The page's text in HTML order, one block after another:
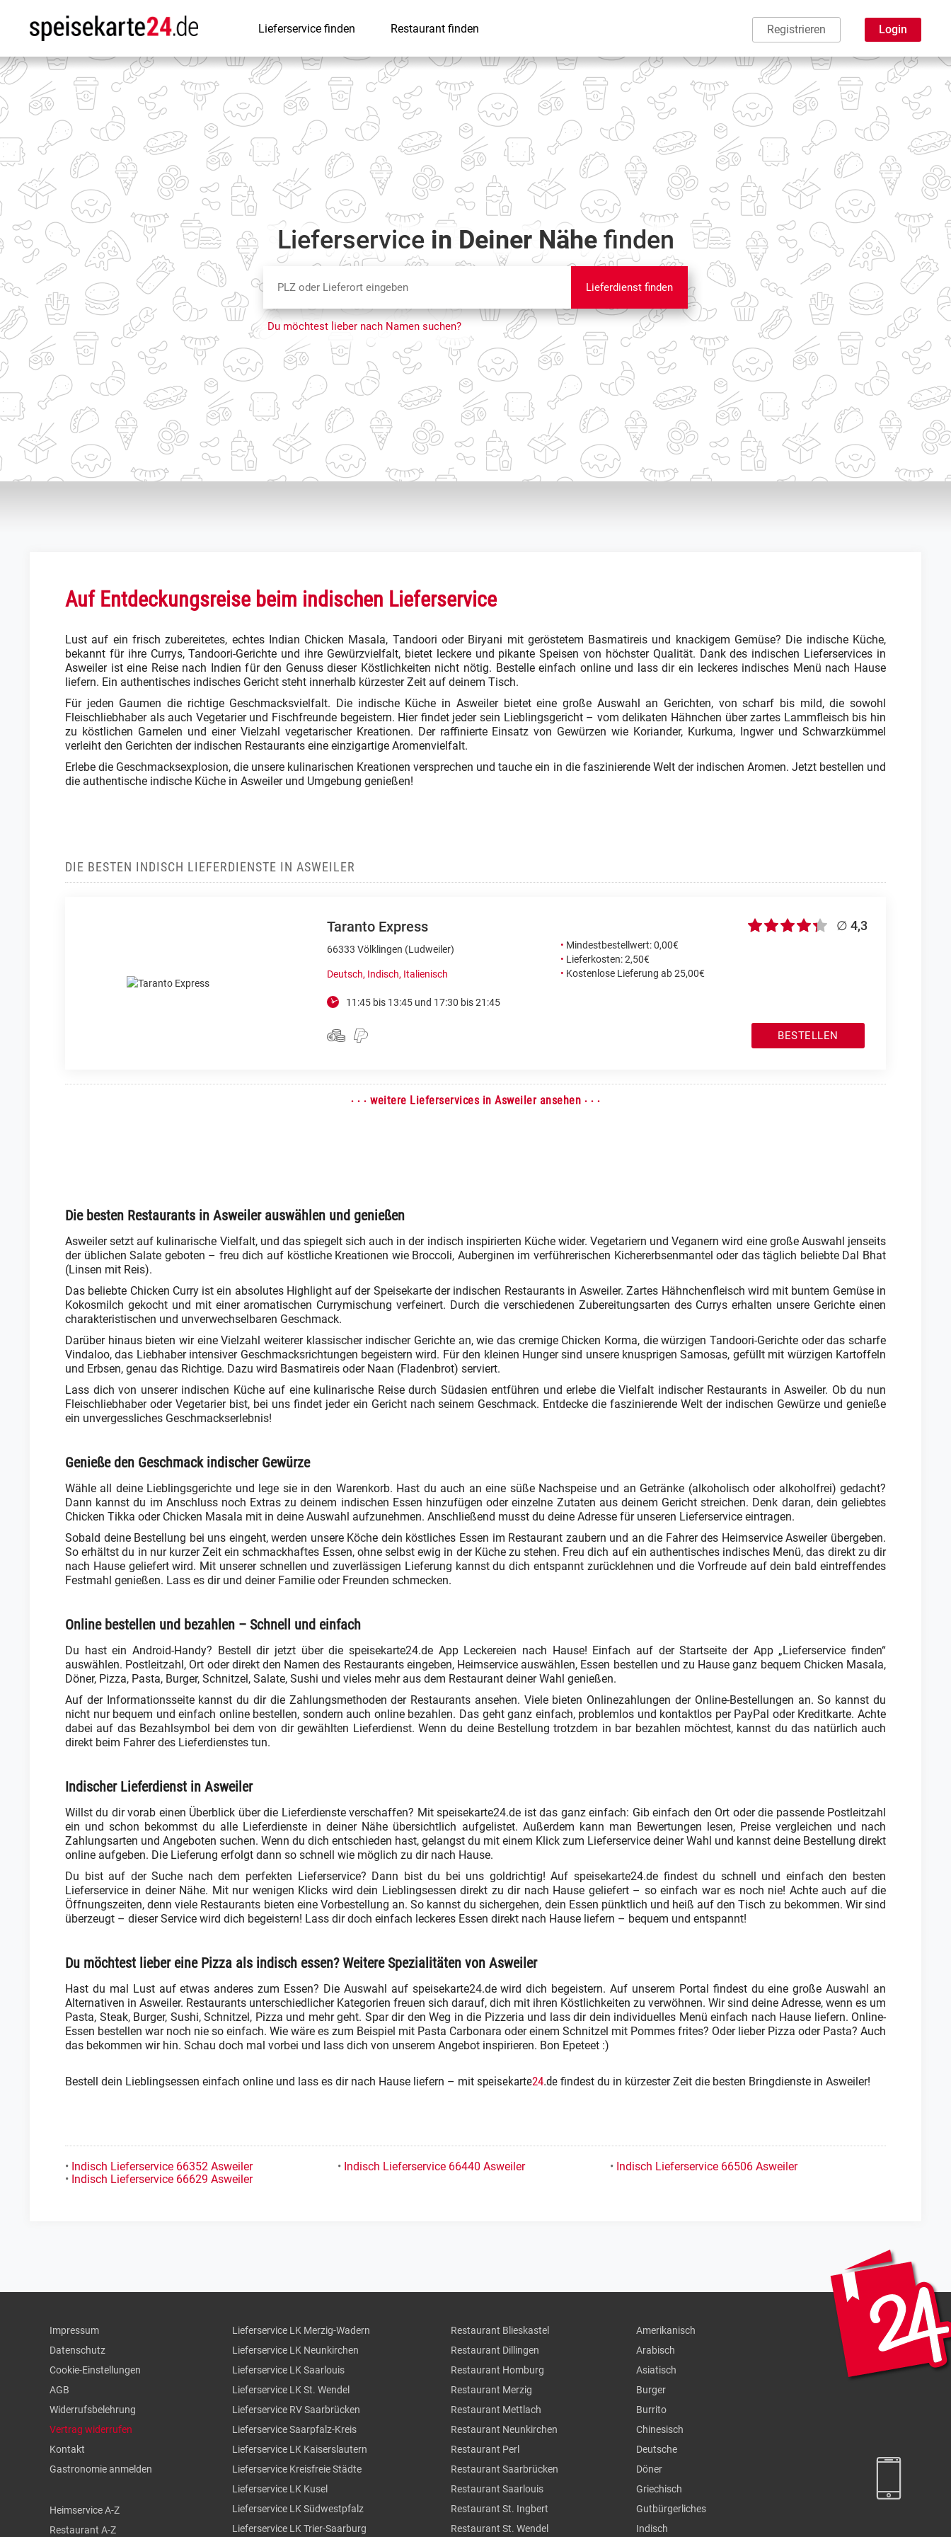
Lieferservice finden Restaurant finden Registrieren Login
Lieferservice in Deiner Nähefinden
Lieferdienst finden
Du möchtest lieber nach Namen suchen?
Auf Entdeckungsreise beim indischen Lieferservice
Lust auf ein frisch zubereitetes, echtes Indian Chicken Masala, Tandoori oder Biryani mit geröstetem Basmatireis und knackigem Gemüse? Die indische Küche,
bekannt für ihre Currys, Tandoori-Gerichte und ihre Gewürzvielfalt, bietet leckere und pikante Speisen von höchster Qualität. Dank des indischen Lieferservices in
Asweiler ist eine Reise nach Indien für den Genuss dieser Köstlichkeiten nicht nötig. Bestelle einfach online und lass dir ein leckeres indisches Menü nach Hause
liefern. Ein authentisches indisches Gericht steht innerhalb kürzester Zeit auf deinem Tisch.
Für jeden Gaumen die richtige Geschmacksvielfalt. Die indische Küche in Asweiler bietet eine große Auswahl an Gerichten, von scharf bis mild, die sowohl
Fleischliebhaber als auch Vegetarier und Fischfreunde begeistern. Hier findet jeder sein Lieblingsgericht – vom delikaten Hähnchen über zartes Lammfleisch bis hin
zu köstlichen Garnelen und einer Vielzahl vegetarischer Kreationen. Der raffinierte Einsatz von Gewürzen wie Koriander, Kurkuma, Ingwer und Schwarzkümmel
verleiht den Gerichten der indischen Restaurants eine einzigartige Aromenvielfalt.
Erlebe die Geschmacksexplosion, die unsere kulinarischen Kreationen versprechen und tauche ein in die faszinierende Welt der indischen Aromen. Jetzt bestellen und
die authentische indische Küche in Asweiler und Umgebung genießen!
DIE BESTEN INDISCH LIEFERDIENSTE IN ASWEILER
Taranto Express
66333 Völklingen (Ludweiler)
Deutsch, Indisch, Italienisch
11:45 bis 13:45 und 17:30 bis 21:45
• Mindestbestellwert: 0,00€
• Lieferkosten: 2,50€
• Kostenlose Lieferung ab 25,00€
∅ 4,3
BESTELLEN
· · · weitere Lieferservices in Asweiler ansehen · · ·
Die besten Restaurants in Asweiler auswählen und genießen
Asweiler setzt auf kulinarische Vielfalt, und das spiegelt sich auch in der indisch inspirierten Küche wider. Vegetariern und Veganern wird eine große Auswahl jenseits
der üblichen Salate geboten – freu dich auf köstliche Kreationen wie Broccoli, Auberginen im verführerischen Kichererbsenmantel oder das täglich beliebte Dal Bhat
(Linsen mit Reis).
Das beliebte Chicken Curry ist ein absolutes Highlight auf der Speisekarte der indischen Restaurants in Asweiler. Zartes Hähnchenfleisch wird mit buntem Gemüse in
Kokosmilch gekocht und mit einer aromatischen Currymischung verfeinert. Durch die verschiedenen Zubereitungsarten des Currys erhalten unsere Gerichte einen
charakteristischen und unverwechselbaren Geschmack.
Darüber hinaus bieten wir eine Vielzahl weiterer klassischer indischer Gerichte an, wie das cremige Chicken Korma, die würzigen Tandoori-Gerichte oder das scharfe
Vindaloo, das Liebhaber intensiver Geschmacksrichtungen begeistern wird. Für den kleinen Hunger sind unsere knusprigen Samosas, gefüllt mit würzigen Kartoffeln
und Erbsen, genau das Richtige. Dazu wird Basmatireis oder Naan (Fladenbrot) serviert.
Lass dich von unserer indischen Küche auf eine kulinarische Reise durch Südasien entführen und erlebe die Vielfalt indischer Restaurants in Asweiler. Ob du nun
Fleischliebhaber oder Vegetarier bist, bei uns findet jeder ein Gericht nach seinem Geschmack. Entdecke die faszinierende Welt der indischen Gewürze und genieße
ein unvergessliches Geschmackserlebnis!
Genieße den Geschmack indischer Gewürze
Wähle all deine Lieblingsgerichte und lege sie in den Warenkorb. Hast du auch an eine süße Nachspeise und an Getränke (alkoholisch oder alkoholfrei) gedacht?
Dann kannst du im Anschluss noch Extras zu deinem indischen Essen hinzufügen oder einzelne Zutaten aus deinem Gericht streichen. Denk daran, dein geliebtes
Chicken Tikka oder Chicken Masala mit in deine Auswahl aufzunehmen. Anschließend musst du deine Adresse für unseren Lieferservice eintragen.
Sobald deine Bestellung bei uns eingeht, werden unsere Köche dein köstliches Essen im Restaurant zaubern und an die Fahrer des Heimservice Asweiler übergeben.
So erhältst du in nur kurzer Zeit ein schmackhaftes Essen, ohne selbst ewig in der Küche zu stehen. Freu dich auf ein authentisches indisches Menü, das direkt zu dir
nach Hause geliefert wird. Mit unserer schnellen und zuverlässigen Lieferung kannst du dich entspannt zurücklehnen und die Vorfreude auf dein bald eintreffendes
Festmahl genießen. Lass es dir und deiner Familie oder Freunden schmecken.
Online bestellen und bezahlen – Schnell und einfach
Du hast ein Android-Handy? Bestell dir jetzt über die speisekarte24.de App Leckereien nach Hause! Einfach auf der Startseite der App „Lieferservice finden“
auswählen. Postleitzahl, Ort oder direkt den Namen des Restaurants eingeben, Heimservice auswählen, Essen bestellen und zu Hause ganz bequem Chicken Masala,
Döner, Pizza, Pasta, Burger, Schnitzel, Salate, Sushi und vieles mehr aus dem Restaurant deiner Wahl genießen.
Auf der Informationsseite kannst du dir die Zahlungsmethoden der Restaurants ansehen. Viele bieten Onlinezahlungen der Online-Bestellungen an. So kannst du
nicht nur bequem und einfach online bestellen, sondern auch online bezahlen. Das geht ganz einfach, problemlos und kontaktlos per PayPal oder Kreditkarte. Achte
dabei auf das Bezahlsymbol bei dem von dir gewählten Lieferdienst. Wenn du deine Bestellung trotzdem in bar bezahlen möchtest, kannst du das natürlich auch
direkt beim Fahrer des Lieferdienstes tun.
Indischer Lieferdienst in Asweiler
Willst du dir vorab einen Überblick über die Lieferdienste verschaffen? Mit speisekarte24.de ist das ganz einfach: Gib einfach den Ort oder die passende Postleitzahl
ein und schon bekommst du alle Lieferdienste in deiner Nähe übersichtlich aufgelistet. Außerdem kann man Bewertungen lesen, Preise vergleichen und nach
Zahlungsarten und Angeboten suchen. Wenn du dich entschieden hast, gelangst du mit einem Klick zum Lieferservice deiner Wahl und kannst deine Bestellung direkt
online aufgeben. Die Lieferung erfolgt dann so schnell wie möglich zu dir nach Hause.
Du bist auf der Suche nach dem perfekten Lieferservice? Dann bist du bei uns goldrichtig! Auf speisekarte24.de findest du schnell und einfach den besten
Lieferservice in deiner Nähe. Mit nur wenigen Klicks wird dein Lieblingsessen direkt zu dir nach Hause geliefert – so einfach war es noch nie! Achte auch auf die
Öffnungszeiten, denn viele Restaurants bieten eine Vorbestellung an. So kannst du sichergehen, dein Essen pünktlich und heiß auf den Tisch zu bekommen. Wir sind
überzeugt – dieser Service wird dich begeistern! Lass dir doch einfach leckeres Essen direkt nach Hause liefern – bequem und entspannt!
Du möchtest lieber eine Pizza als indisch essen? Weitere Spezialitäten von Asweiler
Hast du mal Lust auf etwas anderes zum Essen? Die Auswahl auf speisekarte24.de wird dich begeistern. Auf unserem Portal findest du eine große Auswahl an
Alternativen in Asweiler. Restaurants unterschiedlicher Kategorien freuen sich darauf, dich mit ihren Köstlichkeiten zu verwöhnen. Wir sind deine Adresse, wenn es um
Pasta, Steak, Burger, Sushi, Schnitzel, Pizza und mehr geht. Spar dir den Weg in die Pizzeria und lass dir dein individuelles Menü einfach nach Hause liefern. Online-
Essen bestellen war noch nie so einfach. Wie wäre es zum Beispiel mit Pasta Carbonara oder einem Schnitzel mit Pommes frites? Oder lieber Pizza oder Pasta? Auch
das bekommen wir hin. Schau doch mal vorbei und lass dich von unserem Angebot inspirieren. Bon Epeteet :)
Bestell dein Lieblingsessen einfach online und lass es dir nach Hause liefern – mit speisekarte24.de findest du in kürzester Zeit die besten Bringdienste in Asweiler!
• Indisch Lieferservice 66352 Asweiler • Indisch Lieferservice 66440 Asweiler • Indisch Lieferservice 66506 Asweiler
• Indisch Lieferservice 66629 Asweiler
Impressum
Datenschutz
Cookie-Einstellungen
AGB
Widerrufsbelehrung
Vertrag widerrufen
Kontakt
Gastronomie anmelden
Heimservice A-Z
Restaurant A-Z
Lieferservice LK Merzig-Wadern
Lieferservice LK Neunkirchen
Lieferservice LK Saarlouis
Lieferservice LK St. Wendel
Lieferservice RV Saarbrücken
Lieferservice Saarpfalz-Kreis
Lieferservice LK Kaiserslautern
Lieferservice Kreisfreie Städte
Lieferservice LK Kusel
Lieferservice LK Südwestpfalz
Lieferservice LK Trier-Saarburg
Restaurant Blieskastel
Restaurant Dillingen
Restaurant Homburg
Restaurant Merzig
Restaurant Mettlach
Restaurant Neunkirchen
Restaurant Perl
Restaurant Saarbrücken
Restaurant Saarlouis
Restaurant St. Ingbert
Restaurant St. Wendel
Amerikanisch
Arabisch
Asiatisch
Burger
Burrito
Chinesisch
Deutsche
Döner
Griechisch
Gutbürgerliches
Indisch